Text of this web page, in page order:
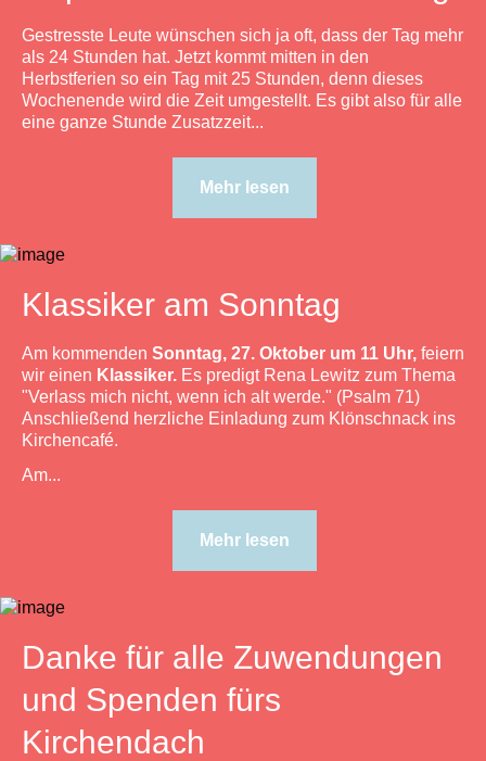
Gestresste Leute wünschen sich ja oft, dass der Tag mehr
als 24 Stunden hat. Jetzt kommt mitten in den
Herbstferien so ein Tag mit 25 Stunden, denn dieses
Wochenende wird die Zeit umgestellt. Es gibt also für alle
eine ganze Stunde Zusatzzeit...
Mehr lesen
Klassiker am Sonntag
Am kommenden Sonntag, 27. Oktober um 11 Uhr, feiern
wir einen Klassiker. Es predigt Rena Lewitz zum Thema
"Verlass mich nicht, wenn ich alt werde." (Psalm 71)
Anschließend herzliche Einladung zum Klönschnack ins
Kirchencafé.
Am...
Mehr lesen
Danke für alle Zuwendungen
und Spenden fürs
Kirchendach